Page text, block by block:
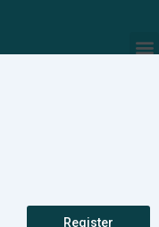
Register